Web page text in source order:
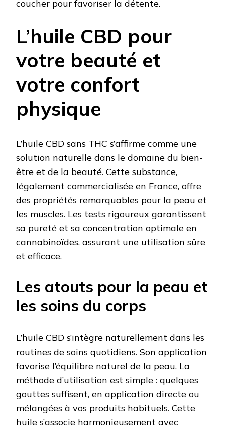
coucher pour favoriser la détente.
L’huile CBD pour
votre beauté et
votre confort
physique
L’huile CBD sans THC s’affirme comme une
solution naturelle dans le domaine du bien-
être et de la beauté. Cette substance,
légalement commercialisée en France, offre
des propriétés remarquables pour la peau et
les muscles. Les tests rigoureux garantissent
sa pureté et sa concentration optimale en
cannabinoïdes, assurant une utilisation sûre
et efficace.
Les atouts pour la peau et
les soins du corps
L’huile CBD s’intègre naturellement dans les
routines de soins quotidiens. Son application
favorise l’équilibre naturel de la peau. La
méthode d’utilisation est simple : quelques
gouttes suffisent, en application directe ou
mélangées à vos produits habituels. Cette
huile s’associe harmonieusement avec